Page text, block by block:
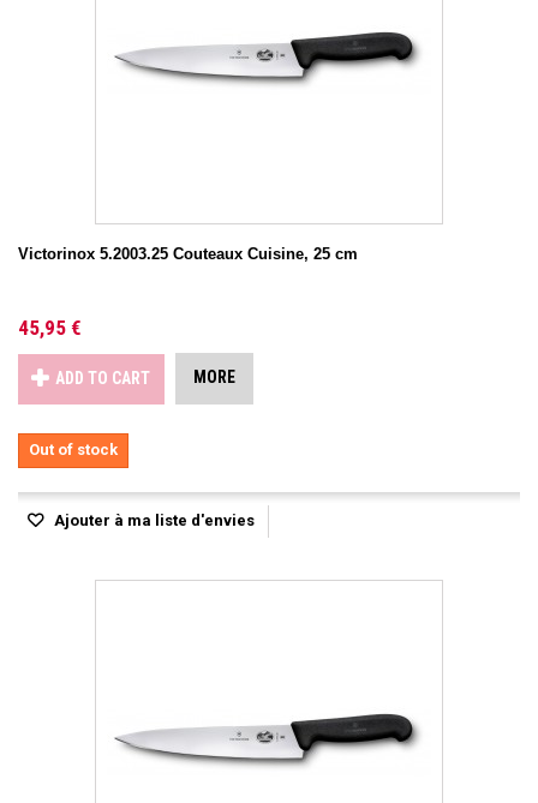
Victorinox 5.2003.25 Couteaux Cuisine, 25 cm
45,95 €
ADD TO CART MORE
Out of stock
Ajouter à ma liste d'envies